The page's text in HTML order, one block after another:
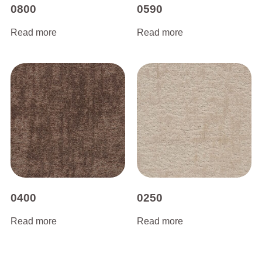
0800
Read more
0590
Read more
0400
Read more
0250
Read more